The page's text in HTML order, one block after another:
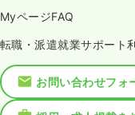
MyページFAQ
転職・派遣就業サポート
お問い合わせフォ